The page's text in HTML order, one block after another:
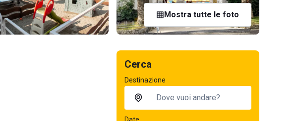
Mostra tutte le foto
Cerca
Destinazione